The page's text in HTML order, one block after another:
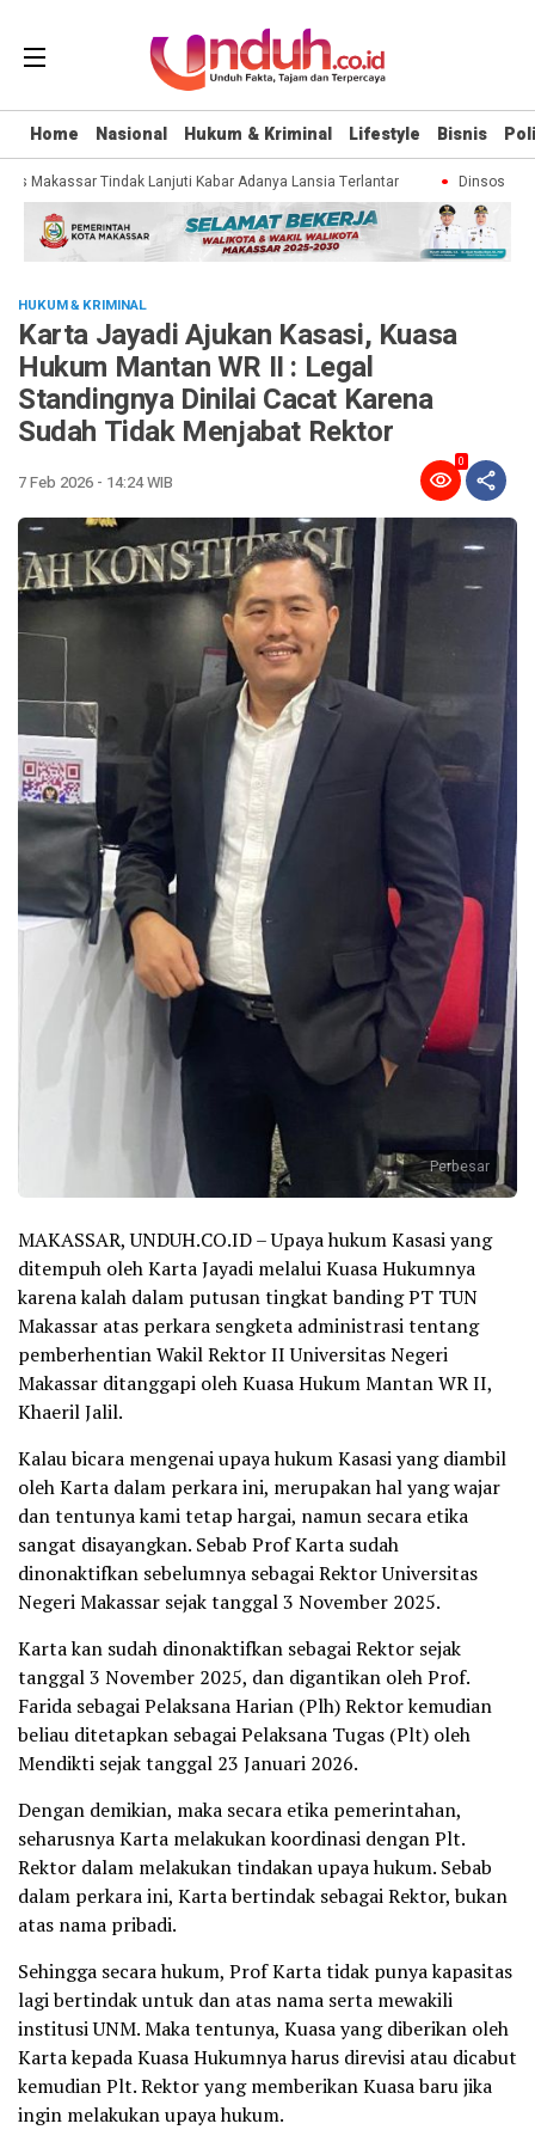
Home Nasional Hukum & Kriminal Lifestyle Bisnis
Makassar Tindak Lanjuti Kabar Adanya Lansia Terlantar Dinsos
HUKUM & KRIMINAL
Karta Jayadi Ajukan Kasasi, Kuasa
Hukum Mantan WR II : Legal
Standingnya Dinilai Cacat Karena
Sudah Tidak Menjabat Rektor
7 Feb 2026 - 14:24 WIB
0
Perbesar
MAKASSAR, UNDUH.CO.ID – Upaya hukum Kasasi yang
ditempuh oleh Karta Jayadi melalui Kuasa Hukumnya
karena kalah dalam putusan tingkat banding PT TUN
Makassar atas perkara sengketa administrasi tentang
pemberhentian Wakil Rektor II Universitas Negeri
Makassar ditanggapi oleh Kuasa Hukum Mantan WR II,
Khaeril Jalil.
Kalau bicara mengenai upaya hukum Kasasi yang diambil
oleh Karta dalam perkara ini, merupakan hal yang wajar
dan tentunya kami tetap hargai, namun secara etika
sangat disayangkan. Sebab Prof Karta sudah
dinonaktifkan sebelumnya sebagai Rektor Universitas
Negeri Makassar sejak tanggal 3 November 2025.
Karta kan sudah dinonaktifkan sebagai Rektor sejak
tanggal 3 November 2025, dan digantikan oleh Prof.
Farida sebagai Pelaksana Harian (Plh) Rektor kemudian
beliau ditetapkan sebagai Pelaksana Tugas (Plt) oleh
Mendikti sejak tanggal 23 Januari 2026.
Dengan demikian, maka secara etika pemerintahan,
seharusnya Karta melakukan koordinasi dengan Plt.
Rektor dalam melakukan tindakan upaya hukum. Sebab
dalam perkara ini, Karta bertindak sebagai Rektor, bukan
atas nama pribadi.
Sehingga secara hukum, Prof Karta tidak punya kapasitas
lagi bertindak untuk dan atas nama serta mewakili
institusi UNM. Maka tentunya, Kuasa yang diberikan oleh
Karta kepada Kuasa Hukumnya harus direvisi atau dicabut
kemudian Plt. Rektor yang memberikan Kuasa baru jika
ingin melakukan upaya hukum.